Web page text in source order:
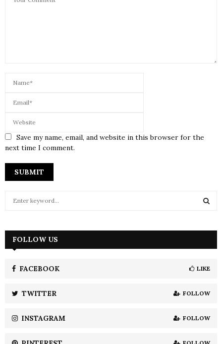
Save my name, email, and website in this browser for the
next time I comment.
h
H
FOLLOW US
FACEBOOK LIKE
TWITTER FOLLOW
INSTAGRAM FOLLOW